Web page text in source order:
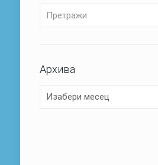
Архива